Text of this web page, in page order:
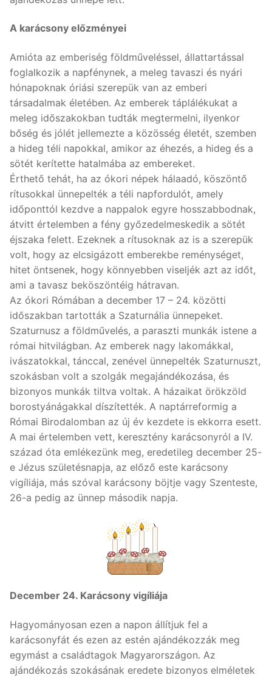
A karácsony előzményei
Amióta az emberiség földműveléssel, állattartással
foglalkozik a napfénynek, a meleg tavaszi és nyári
hónapoknak óriási szerepük van az emberi
társadalmak életében. Az emberek táplálékukat a
meleg időszakokban tudták megtermelni, ilyenkor
bőség és jólét jellemezte a közösség életét, szemben
a hideg téli napokkal, amikor az éhezés, a hideg és a
sötét kerítette hatalmába az embereket.
Érthető tehát, ha az ókori népek hálaadó, köszöntő
rítusokkal ünnepelték a téli napfordulót, amely
időponttól kezdve a nappalok egyre hosszabbodnak,
átvitt értelemben a fény győzedelmeskedik a sötét
éjszaka felett. Ezeknek a rítusoknak az is a szerepük
volt, hogy az elcsigázott emberekbe reménységet,
hitet öntsenek, hogy könnyebben viseljék azt az időt,
ami a tavasz beköszöntéig hátravan.
Az ókori Rómában a december 17 – 24. közötti
időszakban tartották a Szaturnália ünnepeket.
Szaturnusz a földművelés, a paraszti munkák istene a
római hitvilágban. Az emberek nagy lakomákkal,
ivászatokkal, tánccal, zenével ünnepelték Szaturnuszt,
szokásban volt a szolgák megajándékozása, és
bizonyos munkák tiltva voltak. A házaikat örökzöld
borostyánágakkal díszítették. A naptárreformig a
Római Birodalomban az új év kezdete is ekkorra esett.
A mai értelemben vett, keresztény karácsonyról a IV.
század óta emlékezünk meg, eredetileg december 25-
e Jézus születésnapja, az előző este karácsony
vigíliája, más szóval karácsony böjtje vagy Szenteste,
26-a pedig az ünnep második napja.
December 24. Karácsony vigíliája
Hagyományosan ezen a napon állítjuk fel a
karácsonyfát és ezen az estén ajándékozzák meg
egymást a családtagok Magyarországon. Az
ajándékozás szokásának eredete bizonyos elméletek